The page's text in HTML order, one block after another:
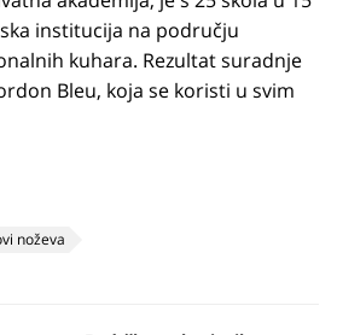
institucija na području
kuhara. Rezultat suradnje
Bleu, koja se koristi u svim
noževa